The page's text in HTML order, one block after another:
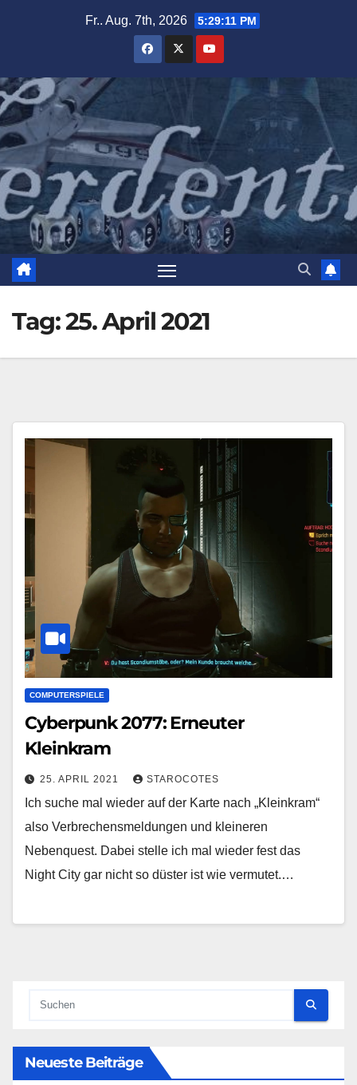
Fr.. Aug. 7th, 2026 5:29:12 PM
Tag:25. April 2021
COMPUTERSPIELE
Cyberpunk 2077: Erneuter
Kleinkram
25. APRIL 2021 STAROCOTES
Ich suche mal wieder auf der Karte nach „Kleinkram“
also Verbrechensmeldungen und kleineren
Nebenquest. Dabei stelle ich mal wieder fest das
Night City gar nicht so düster ist wie vermutet.…
Neueste Beiträge